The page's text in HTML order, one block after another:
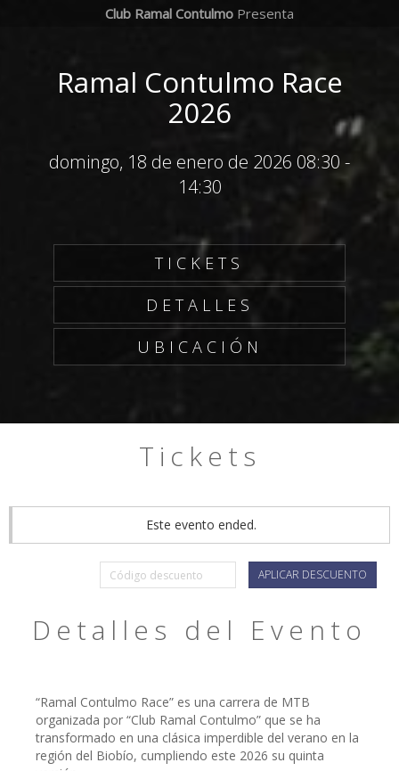
Club Ramal Contulmo Presenta
Ramal Contulmo Race
2026
domingo, 18 de enero de 2026 08:30 -
14:30
TICKETS
DETALLES
UBICACIÓN
Tickets
Este evento ended.
APLICAR DESCUENTO
Detalles del Evento
“Ramal Contulmo Race” es una carrera de MTB
organizada por “Club Ramal Contulmo” que se ha
transformado en una clásica imperdible del verano en la
región del Biobío, cumpliendo este 2026 su quinta